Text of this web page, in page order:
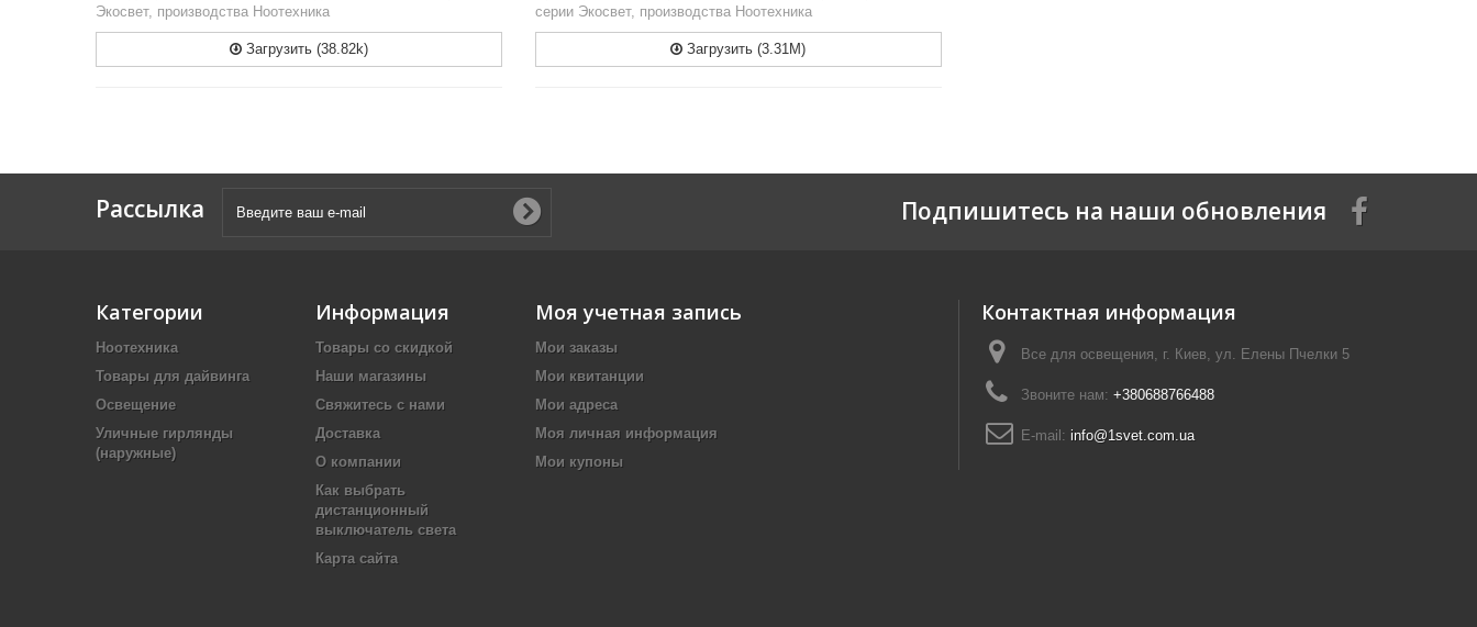
Экосвет, производства Ноотехника
Загрузить (38.82k)
серии Экосвет, производства Ноотехника
Загрузить (3.31M)
Рассылка Подпишитесь на наши обновления
Категории
Ноотехника
Товары для дайвинга
Освещение
Уличные гирлянды
(наружные)
Информация
Товары со скидкой
Наши магазины
Свяжитесь с нами
Доставка
О компании
Как выбрать
дистанционный
выключатель света
Карта сайта
Моя учетная запись
Мои заказы
Мои квитанции
Мои адреса
Моя личная информация
Мои купоны
Контактная информация
Все для освещения, г. Киев, ул. Елены Пчелки 5
Звоните нам: +380688766488
E-mail: info@1svet.com.ua